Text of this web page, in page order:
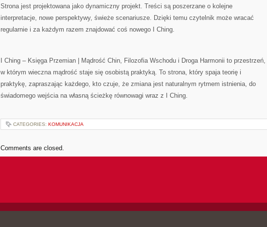
Strona jest projektowana jako dynamiczny projekt. Treści są poszerzane o kolejne
interpretacje, nowe perspektywy, świeże scenariusze. Dzięki temu czytelnik może wracać
regularnie i za każdym razem znajdować coś nowego I Ching.
I Ching – Księga Przemian | Mądrość Chin, Filozofia Wschodu i Droga Harmonii to przestrzeń,
w którym wieczna mądrość staje się osobistą praktyką. To strona, który spaja teorię i
praktykę, zapraszając każdego, kto czuje, że zmiana jest naturalnym rytmem istnienia, do
świadomego wejścia na własną ścieżkę równowagi wraz z I Ching.
CATEGORIES: KOMUNIKACJA
Comments are closed.